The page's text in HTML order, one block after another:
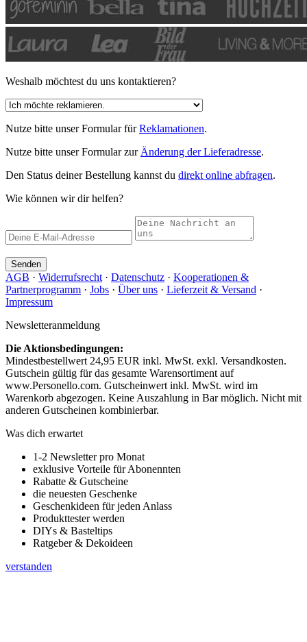
Weshalb möchtest du uns kontaktieren?
Nutze bitte unser Formular fürReklamationen.
Nutze bitte unser Formular zur Änderung der Lieferadresse.
Den Status deiner Bestellung kannst du direkt online abfragen.
Wie können wir dir helfen?
Senden
AGB · Widerrufsrecht · Datenschutz · Kooperationen &
Partnerprogramm · Jobs · Über uns · Lieferzeit & Versand ·
Impressum
Newsletteranmeldung
Die Aktionsbedingungen:
Mindestbestellwert 24,95 EUR inkl. MwSt. exkl. Versandkosten.
Gutschein gültig für das gesamte Warensortiment auf
www.Personello.com. Gutscheinwert inkl. MwSt. wird im
Warenkorb abgezogen. Keine Auszahlung in Bar möglich. Nicht mit
anderen Gutscheinen kombinierbar.
Was dich erwartet
1-2 Newsletter pro Monat
exklusive Vorteile für Abonennten
Rabatte & Gutscheine
die neuesten Geschenke
Geschenkideen für jeden Anlass
Produkttester werden
DIYs & Basteltips
Ratgeber & Dekoideen
verstanden